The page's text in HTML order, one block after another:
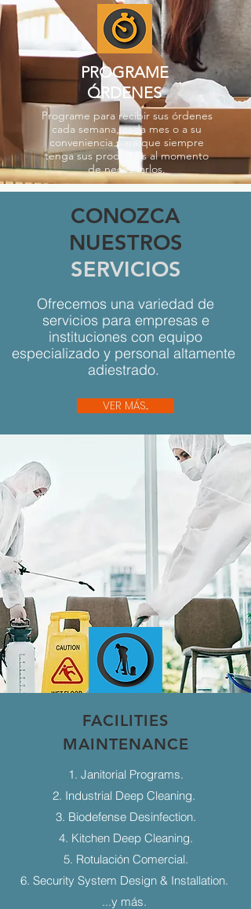
PROGRAME
ÓRDENES
Programe para recibir sus órdenes
cada semana, cada mes o a su
conveniencia para que siempre
tenga sus productos al momento
de necesitarlos.
CONOZCA
NUESTROS
SERVICIOS
Ofrecemos una variedad de
servicios para empresas e
instituciones con equipo
especializado y personal altamente
adiestrado.
VER MÁS...
FACILITIES
MAINTENANCE
1. Janitorial Programs.
2. Industrial Deep Cleaning.
3. Biodefense Desinfection.
4. Kitchen Deep Cleaning.
5. Rotulación Comercial.
6. Security System Design & Installation.
...y más.